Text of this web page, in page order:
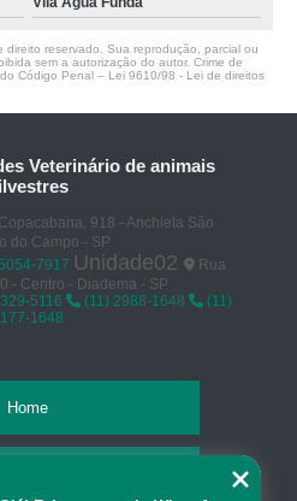
reservado. Sua reprodução, parcial ou
sem a autorização do autor. Crime de
Código Penal – Lei 9610/98 - Lei de direitos
Veterinário de animais
918 - Anchieta São
do Campo - SP
7917 Unidade02
Rua
- Centro - Diadema - SP
5116 (11) 2988-1648
(11)
1648
Home